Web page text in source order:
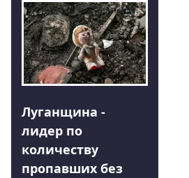
Луганщина -
лидер по
количеству
пропавших без